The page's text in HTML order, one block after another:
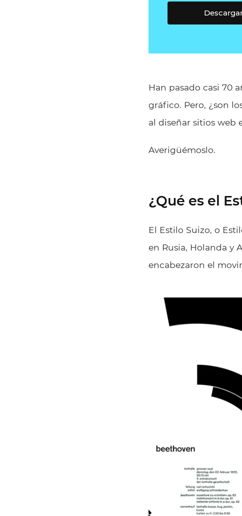
Han pasado casi 70
gráfico. Pero, ¿son
al diseñar sitios web
Averigüémoslo.
¿Qué es el
El Estilo Suizo, o
en Rusia, Holanda y
encabezaron el